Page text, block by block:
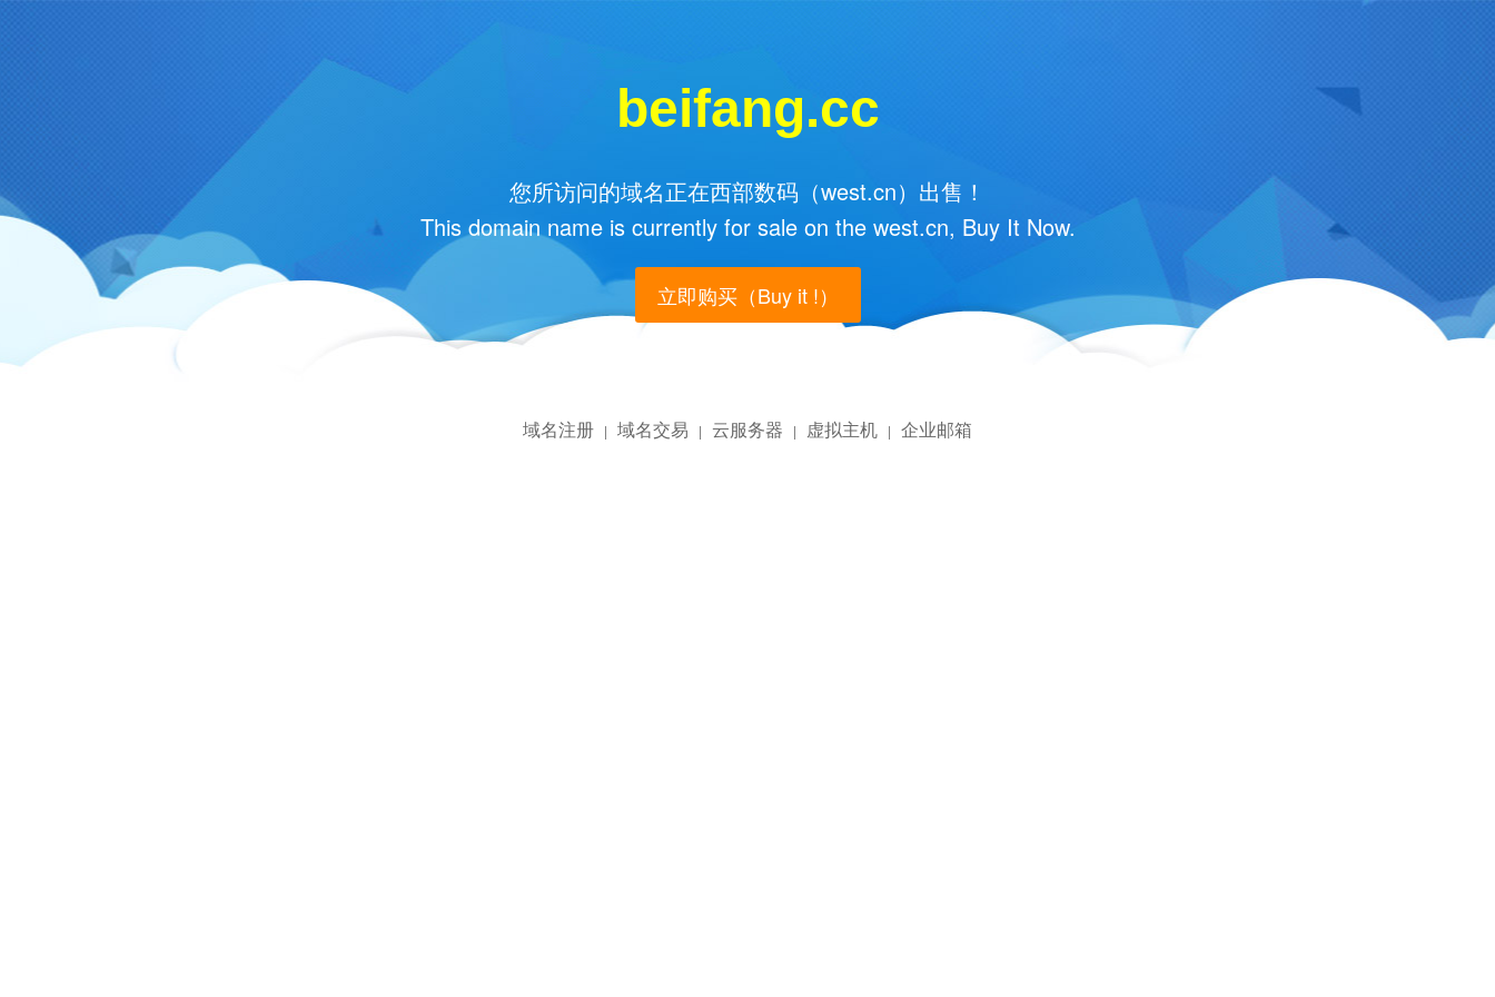
beifang.cc
您所访问的域名正在西部数码（west.cn）出售！
This domain name is currently for sale on the west.cn, Buy It Now.
立即购买（Buy it !）
域名注册 | 域名交易 | 云服务器 | 虚拟主机 | 企业邮箱